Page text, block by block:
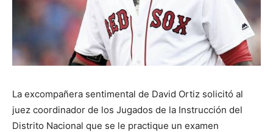
La excompañera sentimental de David Ortiz solicitó al
juez coordinador de los Jugados de la Instrucción del
Distrito Nacional que se le practique un examen